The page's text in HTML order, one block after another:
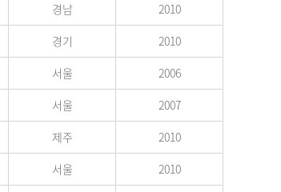
경남
2010
경기
2010
서울
2006
서울
2007
제주 2010
서울
2010